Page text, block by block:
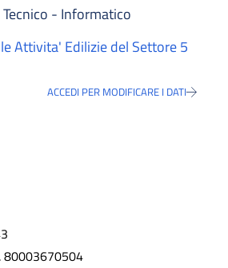
- Informatico
Attivita' Edilizie del Settore 5
ACCEDI PER MODIFICARE I DATI
80003670504